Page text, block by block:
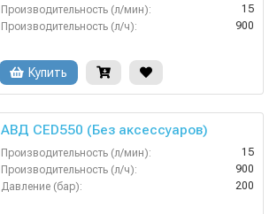
Производительность (л/мин):
15
Производительность (л/ч):
900
Вес, кг:
Купить
АВД CED550 (Без аксессуаров)
Производительность (л/мин):
15
Производительность (л/ч):
900
Давление (бар):
200